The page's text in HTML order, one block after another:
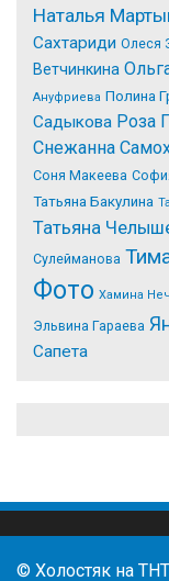
Наталья
Сахтариди Олеся
Ветчинкина
Ануфриева Полина
Садыкова Роза
Снежанна
Соня Макеева
Татьяна Бакулина
Татьяна
Сулейманова
Фото Хамина
Эльвина Гараева
Сапета
© Холостяк на ТНТ